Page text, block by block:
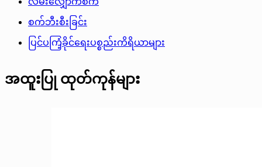
စက်ဘီးစီးခြင်း
ပြင်ပကြံ့ခိုင်ရေးပစ္စည်းကိရိယာများ
အထူးပြု ထုတ်ကုန်များ